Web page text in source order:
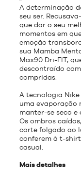
A determinação
seu ser.
que dar o seu
momentos em
emoção
sua Mamba
Max90 Dri-FIT,
descontraído
compridas.
A tecnologia
uma evaporação
manter-se seco e
Os ombros
corte folgado ao
conferem à t-
casual.
Mais detalhes